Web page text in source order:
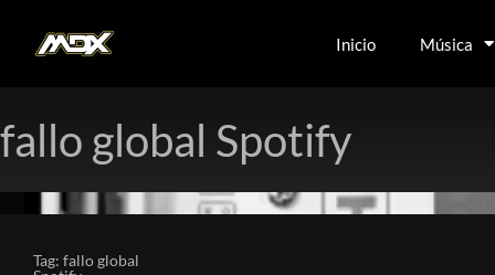
Inicio Música
fallo global Spotify
Tag: fallo global